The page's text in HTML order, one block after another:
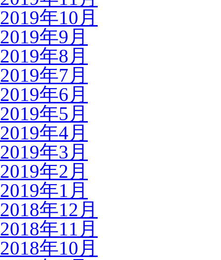
2019年10月
2019年9月
2019年8月
2019年7月
2019年6月
2019年5月
2019年4月
2019年3月
2019年2月
2019年1月
2018年12月
2018年11月
2018年10月